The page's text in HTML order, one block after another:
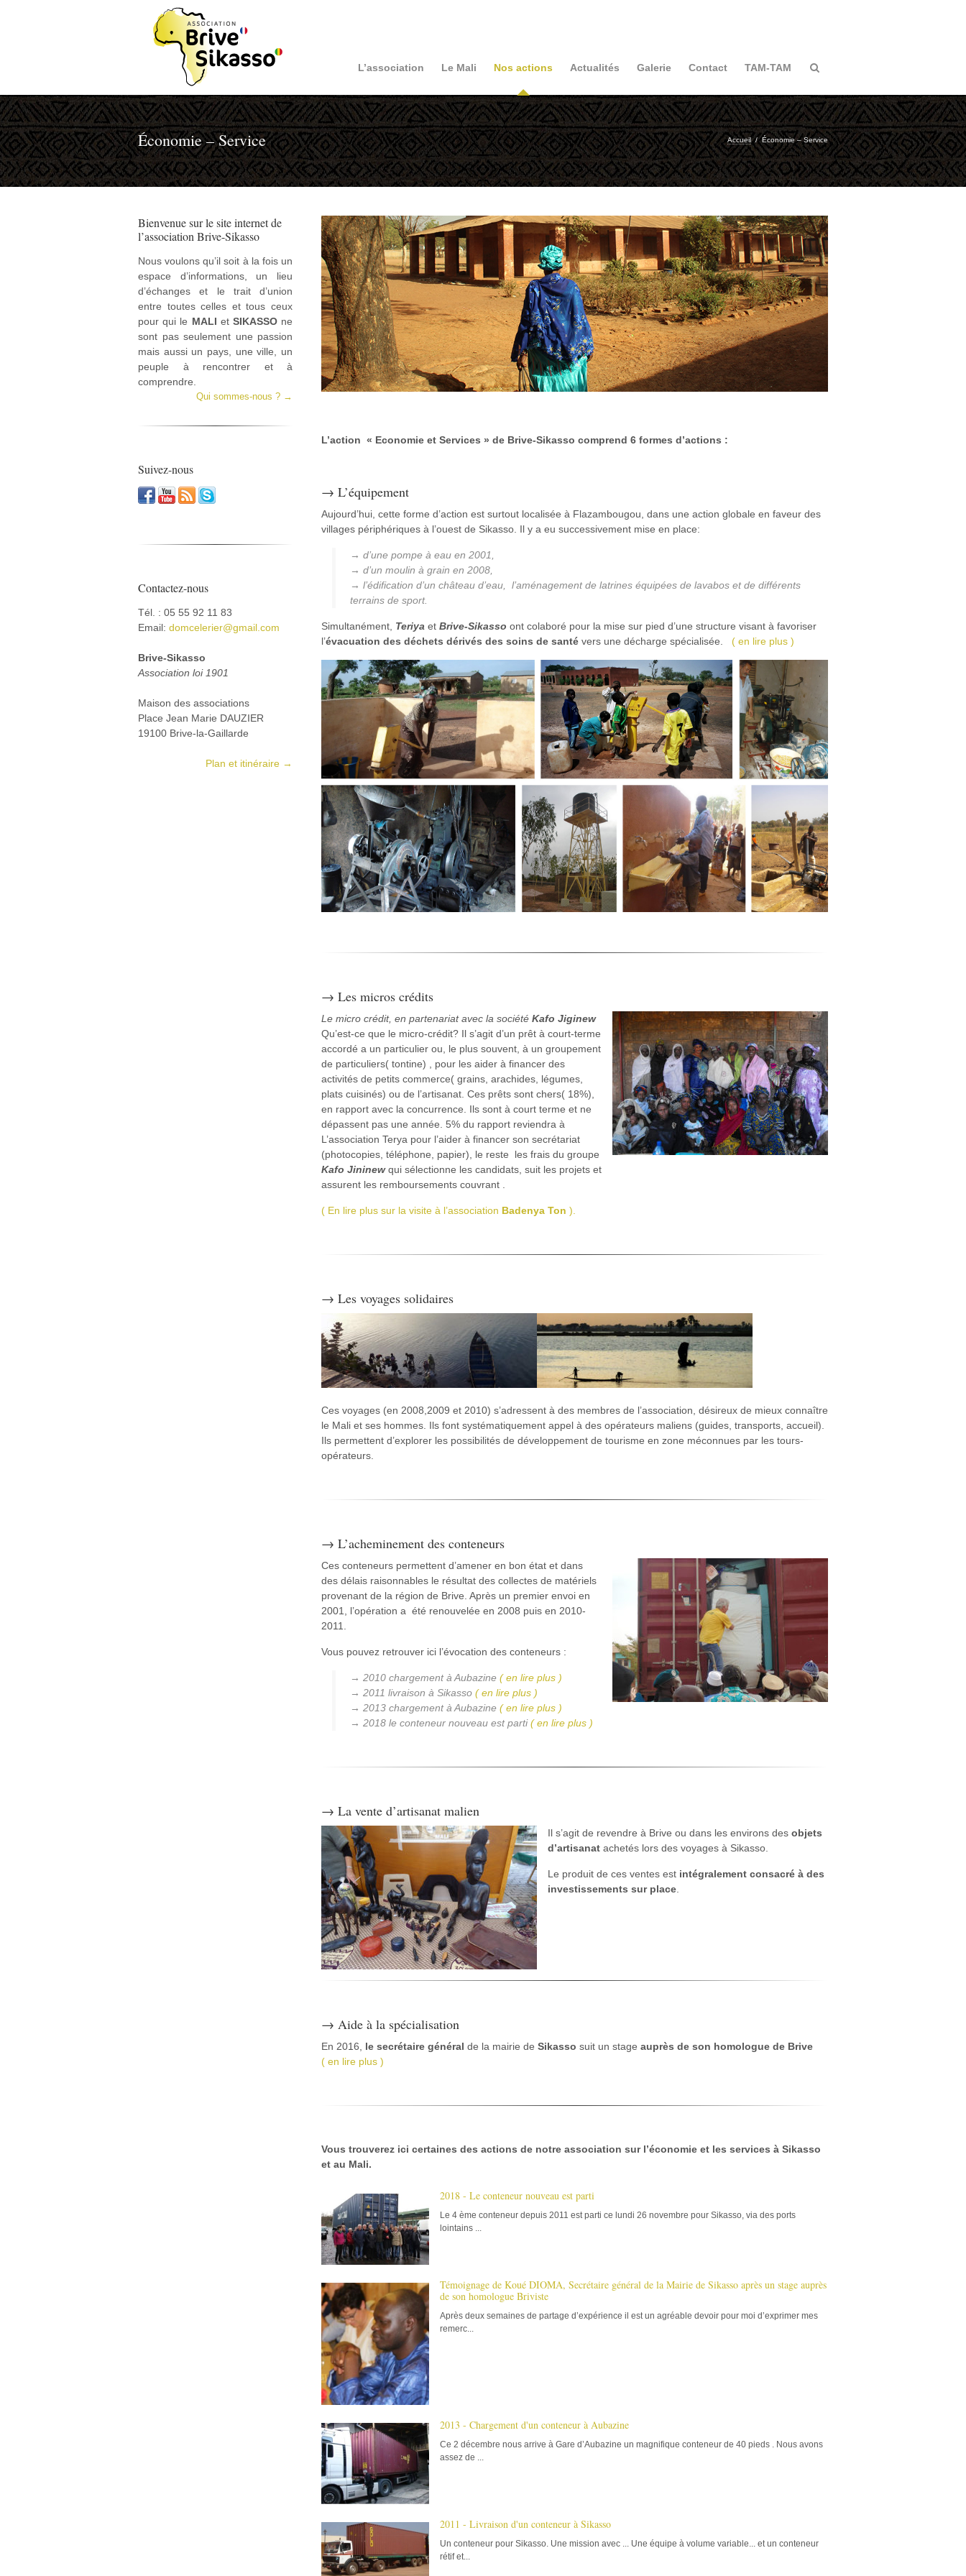
L’association Le Mali Nos actions Actualités Galerie Contact TAM-TAM
Accueil/Économie – Service
Économie – Service
Bienvenue sur le site internet de
l’association Brive-Sikasso
Nous voulons qu’il soit à la fois un
espace d’informations, un lieu
d’échanges et le trait d’union
entre toutes celles et tous ceux
pour qui le MALI et SIKASSOne
sont pas seulement une passion
mais aussi un pays, une ville, un
peuple à rencontrer et à
comprendre.
Qui sommes-nous ? →
Suivez-nous
Contactez-nous
Tél. : 05 55 92 11 83
Email: domcelerier@gmail.com
Brive-Sikasso
Association loi 1901
Maison des associations
Place Jean Marie DAUZIER
19100 Brive-la-Gaillarde
Plan et itinéraire →
L’action « Economie et Services » de Brive-Sikasso comprend 6 formes d’actions :
→ L’équipement
Aujourd’hui, cette forme d’action est surtout localisée à Flazambougou, dans une action globale en faveur des
villages périphériques à l’ouest de Sikasso. Il y a eu successivement mise en place:
→ d’une pompe à eau en 2001,
→ d’un moulin à grain en 2008,
→ l’édification d’un château d’eau, l’aménagement de latrines équipées de lavabos et de différents
terrains de sport.
Simultanément, Teriya et Brive-Sikasso ont colaboré pour la mise sur pied d’une structure visant à favoriser
l’évacuation des déchets dérivés des soins de santé vers une décharge spécialisée. ( en lire plus )
→ Les micros crédits
Le micro crédit, en partenariat avec la société Kafo Jiginew
Qu’est-ce que le micro-crédit? Il s’agit d’un prêt à court-terme
accordé a un particulier ou, le plus souvent, à un groupement
de particuliers( tontine) , pour les aider à financer des
activités de petits commerce( grains, arachides, légumes,
plats cuisinés) ou de l’artisanat. Ces prêts sont chers( 18%),
en rapport avec la concurrence. Ils sont à court terme et ne
dépassent pas une année. 5% du rapport reviendra à
L’association Terya pour l’aider à financer son secrétariat
(photocopies, téléphone, papier), le reste les frais du groupe
Kafo Jininewqui sélectionne les candidats, suit les projets et
assurent les remboursements couvrant .
( En lire plus sur la visite à l’association Badenya Ton ).
→ Les voyages solidaires
Ces voyages (en 2008,2009 et 2010) s’adressent à des membres de l’association, désireux de mieux connaître
le Mali et ses hommes. Ils font systématiquement appel à des opérateurs maliens (guides, transports, accueil).
Ils permettent d’explorer les possibilités de développement de tourisme en zone méconnues par les tours-
opérateurs.
→ L’acheminement des conteneurs
Ces conteneurs permettent d’amener en bon état et dans
des délais raisonnables le résultat des collectes de matériels
provenant de la région de Brive. Après un premier envoi en
2001, l’opération a été renouvelée en 2008 puis en 2010-
2011.
Vous pouvez retrouver ici l’évocation des conteneurs :
→ 2010 chargement à Aubazine ( en lire plus )
→ 2011 livraison à Sikasso ( en lire plus )
→ 2013 chargement à Aubazine ( en lire plus )
→ 2018 le conteneur nouveau est parti( en lire plus )
→ La vente d’artisanat malien
Il s’agit de revendre à Brive ou dans les environs des objets
d’artisanat achetés lors des voyages à Sikasso.
Le produit de ces ventes est intégralement consacré à des
investissements sur place
→ Aide à la spécialisation
En 2016, le secrétaire général de la mairie de Sikasso suit un stage auprès de son homologue de Brive
( en lire plus )
Vous trouverez ici certaines des actions de notre association sur l’économie et les services à Sikasso
et au Mali.
2018 - Le conteneur nouveau est parti
Le 4 ème conteneur depuis 2011 est parti ce lundi 26 novembre pour Sikasso, via des ports
lointains ...
Témoignage de Koué DIOMA, Secrétaire général de la Mairie de Sikasso après un stage auprès
de son homologue Briviste
Après deux semaines de partage d’expérience il est un agréable devoir pour moi d’exprimer mes
remerc...
2013 - Chargement d'un conteneur à Aubazine
Ce 2 décembre nous arrive à Gare d’Aubazine un magnifique conteneur de 40 pieds . Nous avons
assez de ...
2011 - Livraison d'un conteneur à Sikasso
Un conteneur pour Sikasso. Une mission avec ... Une équipe à volume variable... et un conteneur
rétif et...